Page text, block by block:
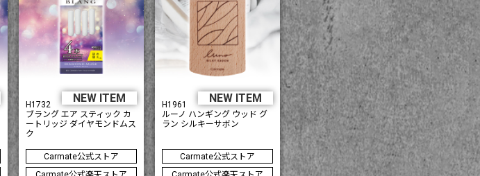
NEW ITEM
H1732
ブラング エア スティック カ
ートリッジ ダイヤモンドムス
ク
Carmate公式ストア
NEW ITEM
H1961
ルーノ ハンギング ウッド グ
ラン シルキーサボン
Carmate公式ストア